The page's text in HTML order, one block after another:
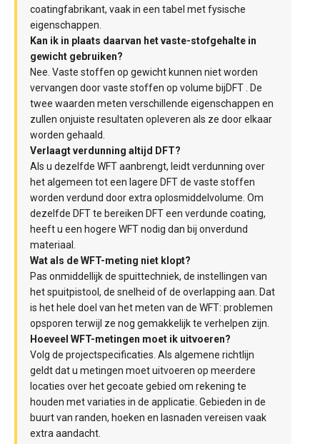
coatingfabrikant, vaak in een tabel met fysische
eigenschappen.
Kan ik in plaats daarvan het vaste-stofgehalte in
gewicht gebruiken?
Nee. Vaste stoffen op gewicht kunnen niet worden
vervangen door vaste stoffen op volume bijDFT . De
twee waarden meten verschillende eigenschappen en
zullen onjuiste resultaten opleveren als ze door elkaar
worden gehaald.
Verlaagt verdunning altijd DFT?
Als u dezelfde WFT aanbrengt, leidt verdunning over
het algemeen tot een lagere DFT de vaste stoffen
worden verdund door extra oplosmiddelvolume. Om
dezelfde DFT te bereiken DFT een verdunde coating,
heeft u een hogere WFT nodig dan bij onverdund
materiaal.
Wat als de WFT-meting niet klopt?
Pas onmiddellijk de spuittechniek, de instellingen van
het spuitpistool, de snelheid of de overlapping aan. Dat
is het hele doel van het meten van de WFT: problemen
opsporen terwijl ze nog gemakkelijk te verhelpen zijn.
Hoeveel WFT-metingen moet ik uitvoeren?
Volg de projectspecificaties. Als algemene richtlijn
geldt dat u metingen moet uitvoeren op meerdere
locaties over het gecoate gebied om rekening te
houden met variaties in de applicatie. Gebieden in de
buurt van randen, hoeken en lasnaden vereisen vaak
extra aandacht.